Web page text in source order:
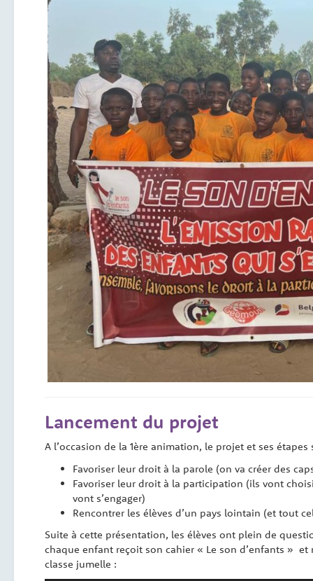
Lancement du projet
A l’occasion de la 1ère animation, le projet et ses
Favoriser leur droit à la parole (on va créer des
Favoriser leur droit à la participation (ils vont
vont s’engager)
Rencontrer les élèves d’un pays lointain (et tout
Suite à cette présentation, les élèves ont plein de
chaque enfant reçoit son cahier « Le son d’enfants »
classe jumelle :